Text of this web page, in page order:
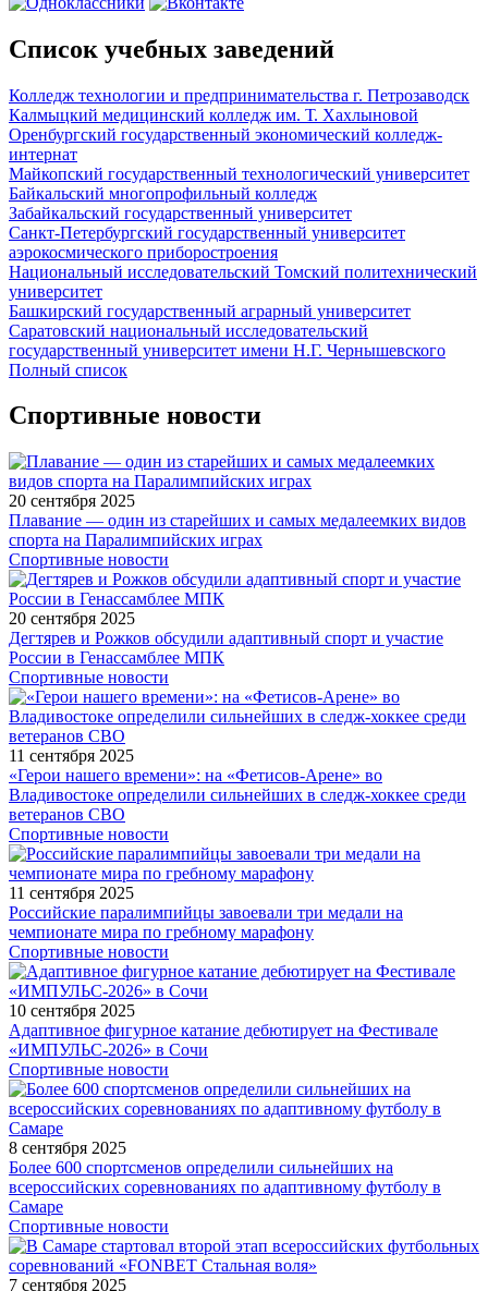
Список учебных заведений
Колледж технологии и предпринимательства г. Петрозаводск
Калмыцкий медицинский колледж им. Т. Хахлыновой
Оренбургский государственный экономический колледж-
интернат
Майкопский государственный технологический университет
Байкальский многопрофильный колледж
Забайкальский государственный университет
Санкт-Петербургский государственный университет
аэрокосмического приборостроения
Национальный исследовательский Томский политехнический
университет
Башкирский государственный аграрный университет
Саратовский национальный исследовательский
государственный университет имени Н.Г. Чернышевского
Полный список
Спортивные новости
20 сентября 2025
Плавание — один из старейших и самых медалеемких видов
спорта на Паралимпийских играх
Спортивные новости
20 сентября 2025
Дегтярев и Рожков обсудили адаптивный спорт и участие
России в Генассамблее МПК
Спортивные новости
11 сентября 2025
«Герои нашего времени»: на «Фетисов-Арене» во
Владивостоке определили сильнейших в следж-хоккее среди
ветеранов СВО
Спортивные новости
11 сентября 2025
Российские паралимпийцы завоевали три медали на
чемпионате мира по гребному марафону
Спортивные новости
10 сентября 2025
Адаптивное фигурное катание дебютирует на Фестивале
«ИМПУЛЬС-2026» в Сочи
Спортивные новости
8 сентября 2025
Более 600 спортсменов определили сильнейших на
всероссийских соревнованиях по адаптивному футболу в
Самаре
Спортивные новости
7 сентября 2025